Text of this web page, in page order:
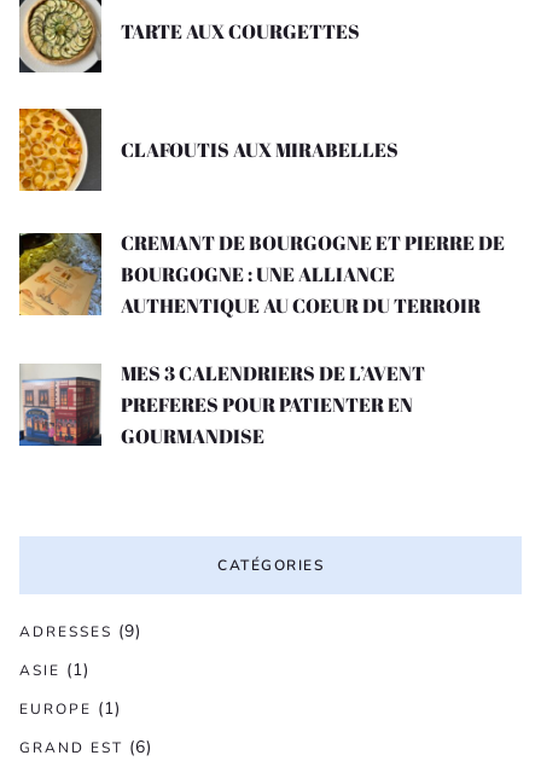
TARTE AUX COURGETTES
CLAFOUTIS AUX MIRABELLES
CREMANT DE BOURGOGNE ET PIERRE DE
BOURGOGNE : UNE ALLIANCE
AUTHENTIQUE AU COEUR DU TERROIR
MES 3 CALENDRIERS DE L’AVENT
PREFERES POUR PATIENTER EN
GOURMANDISE
CATÉGORIES
ADRESSES (9)
ASIE (1)
EUROPE (1)
GRAND EST (6)